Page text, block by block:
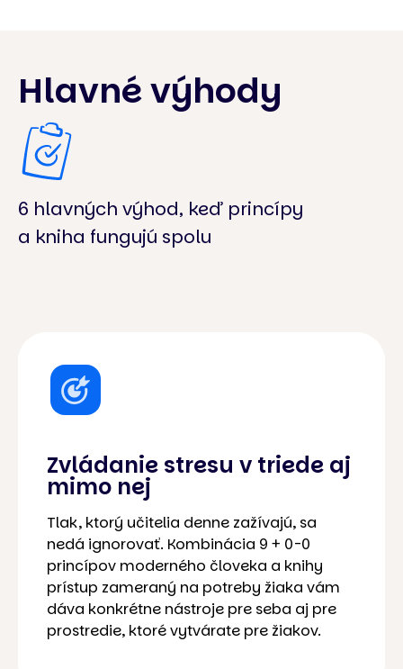
Hlavné výhody
6 hlavných výhod, keď princípy
a kniha fungujú spolu
Zvládanie stresu v triede aj
mimo nej
Tlak, ktorý učitelia denne zažívajú, sa
nedá ignorovať. Kombinácia 9 + 0-0
princípov moderného človeka a knihy
prístup zameraný na potreby žiaka vám
dáva konkrétne nástroje pre seba aj pre
prostredie, ktoré vytvárate pre žiakov.